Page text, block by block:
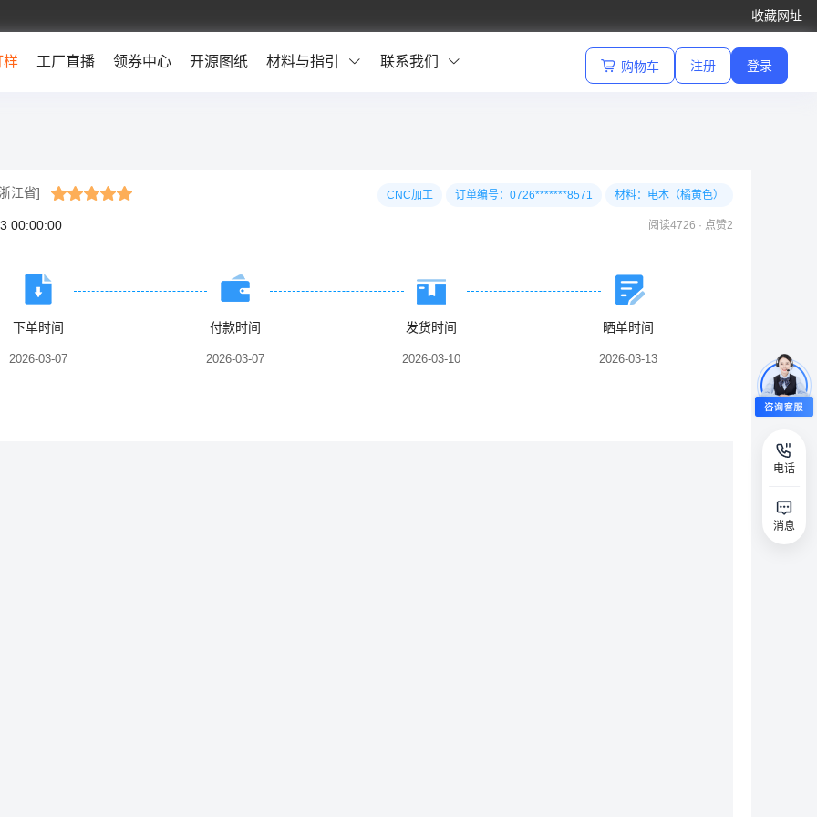
收藏网址
样 工厂直播 领券中心 开源图纸 材料与指引 联系我们 购物车 注册 登录
江省] CNC加工 订单编号：0726*******8571 材料：电木（橘黄色）
00:00:00 阅读4726 · 点赞2
下单时间
2026-03-07
付款时间
2026-03-07
发货时间
2026-03-10
晒单时间
2026-03-13
电话
消息